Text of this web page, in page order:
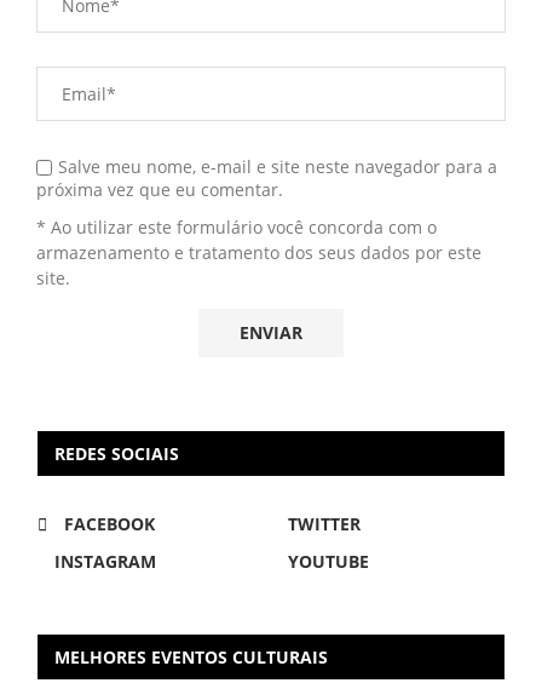
Salve meu nome, e-mail e site neste navegador para a
próxima vez que eu comentar.
* Ao utilizar este formulário você concorda com o
armazenamento e tratamento dos seus dados por este
site.
REDES SOCIAIS
FACEBOOK
TWITTER
INSTAGRAM
YOUTUBE
MELHORES EVENTOS CULTURAIS